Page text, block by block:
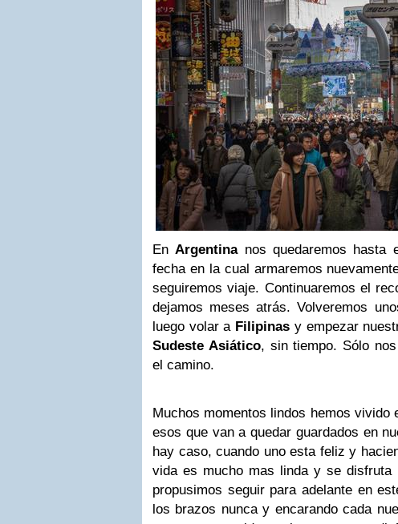
EnArgentinanos quedaremos hasta
fecha en la cual armaremos
seguiremos viaje. Continuaremos el
dejamos meses atrás. Volveremos
luego volar a Filipinas y empezar
Sudeste Asiático, sin tiempo. Sólo
el camino.
Muchos momentos lindos hemos vivido
esos que van a quedar guardados en
hay caso, cuando uno esta feliz y
vida es mucho mas linda y se
propusimos seguir para adelante en
los brazos nunca y encarando cada